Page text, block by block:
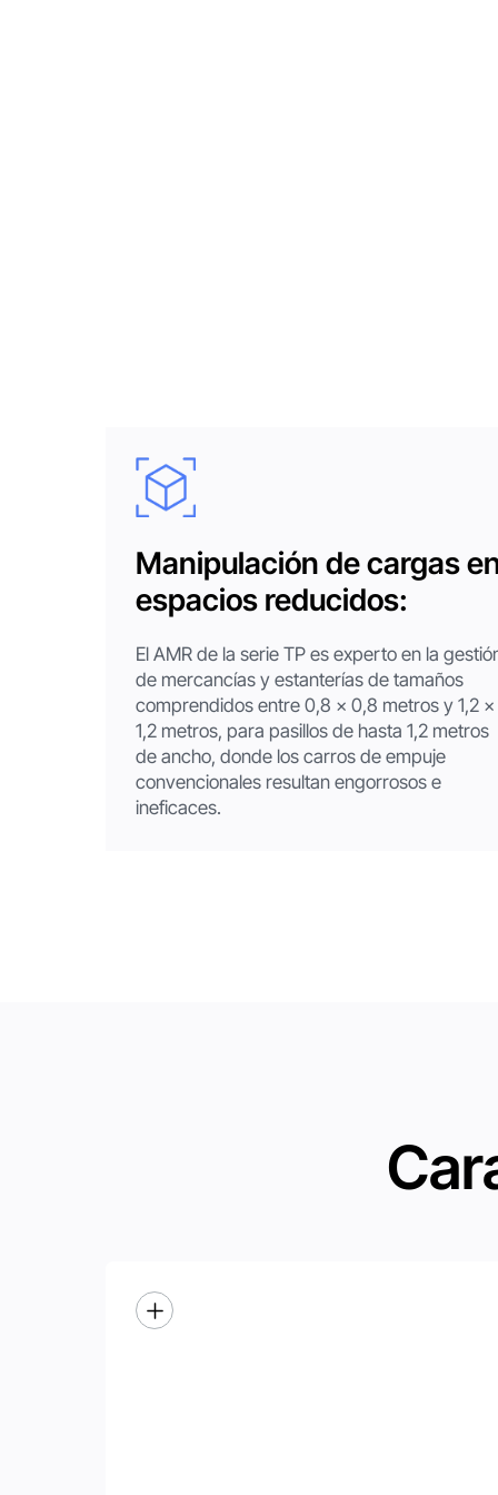
Manipulación de cargas
espacios reducidos:
El AMR de la serie TP es experto en la
de mercancías y estanterías de tamaños
comprendidos entre 0,8 x 0,8 metros y 1,2 x
1,2 metros, para pasillos de hasta 1,2 metros
de ancho, donde los carros de empuje
convencionales resultan engorrosos e
ineficaces.
Eficaz